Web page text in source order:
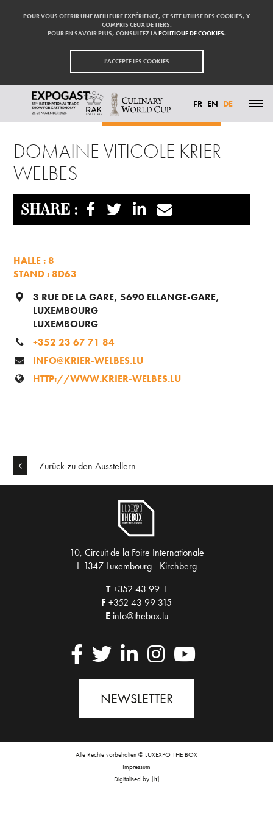
POUR VOUS OFFRIR UNE MEILLEURE EXPÉRIENCE, CE SITE UTILISE DES COOKIES, Y
COMPRIS CEUX DE TIERS.
POUR EN SAVOIR PLUS, CONSULTEZ LAPOLITIQUE DE COOKIES.
J'ACCEPTE LES COOKIES
FR EN DE
TEILNEHMEN
AUSSTELLER
BESUCHEN
PRESSE
PARTNER
Startseite Aussteller DOMAINE VITICOLE KRIER-WELBES
DOMAINE VITICOLE KRIER-
WELBES
SHARE :
HALLE : 8
STAND : 8D63
3 RUE DE LA GARE, 5690 ELLANGE-GARE,
LUXEMBOURG
LUXEMBOURG
+352 23 67 71 84
INFO@KRIER-WELBES.LU
HTTP://WWW.KRIER-WELBES.LU
Zurück zu den Ausstellern
10, Circuit de la Foire Internationale
L-1347 Luxembourg - Kirchberg
T +352 43 99 1
F +352 43 99 315
E info@thebox.lu
NEWSLETTER
Alle Rechte vorbehalten © LUXEXPO THE BOX
Impressum
Digitalised by